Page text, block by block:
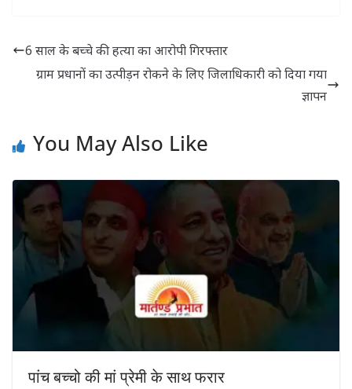
6 साल के बच्चे की हत्या का आरोपी गिरफ्तार
ग्राम प्रधानों का उत्पीड़न रोकने के लिए जिलाधिकारी को दिया गया
ज्ञापन
You May Also Like
पांच बच्चो की मां प्रेमी के साथ फरार